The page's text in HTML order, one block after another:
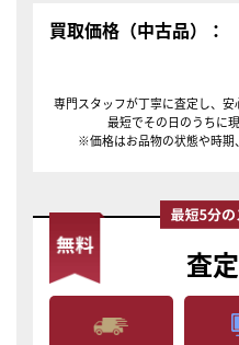
買取価格（中古品）：
専門スタッフが丁寧に査定し、安
最短でその日のうちに
※価格はお品物の状態や時期
査定